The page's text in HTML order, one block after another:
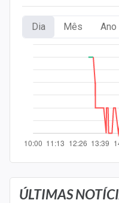
Cotações
Comprar ou vender?
Carteiras Recomendadas
Central de Dividendos
Central de Fundos
Central dos IPOs
Renda Fixa
Finanças Pessoais
Dia Mês Ano
ÚLTIMAS